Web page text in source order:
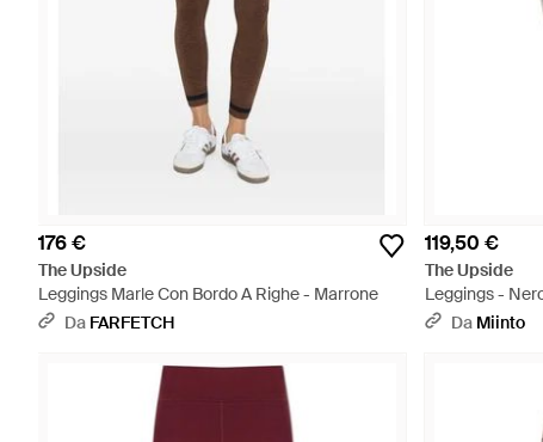
176 €
The Upside
Leggings Marle Con Bordo A Righe - Marrone
Da FARFETCH
119,50 €
The Upside
Leggings -
Da Miinto